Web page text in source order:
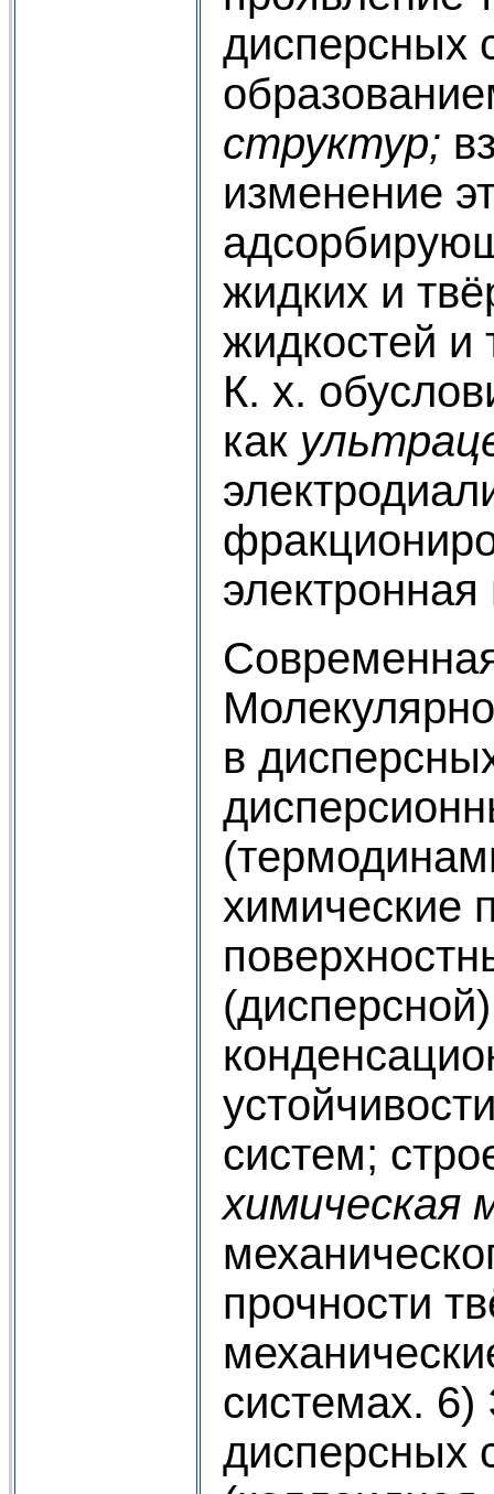
дисперсных
структур;
изменение
жидких и
жидкостей и
К. х.
как
в
химические
систем;
химическая
прочности
системах. 6)
дисперсных